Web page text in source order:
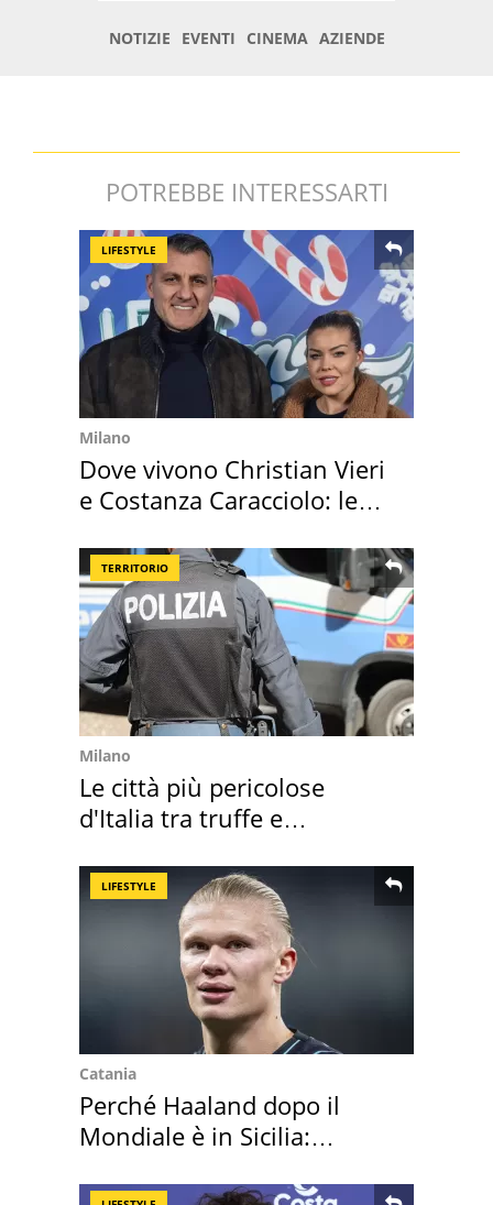
POTREBBE INTERESSARTI
LIFESTYLE
Milano
Dove vivono Christian Vieri
e Costanza Caracciolo: le
TERRITORIO
Milano
Le città più pericolose
d'Italia tra truffe e
LIFESTYLE
Catania
Perché Haaland dopo il
Mondiale è in Sicilia: